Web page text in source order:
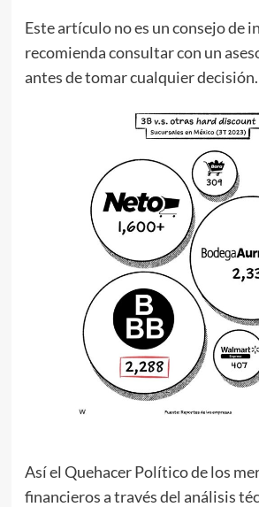
Este artículo no es un consejo de
recomienda consultar con un
antes de tomar cualquier decisión.
Así el Quehacer Político de los
financieros a través del análisis